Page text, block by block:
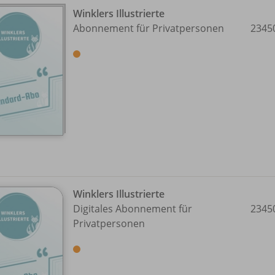
Winklers Illustrierte
Abonnement für Privatpersonen
Winklers Illustrierte
Digitales Abonnement für
Privatpersonen